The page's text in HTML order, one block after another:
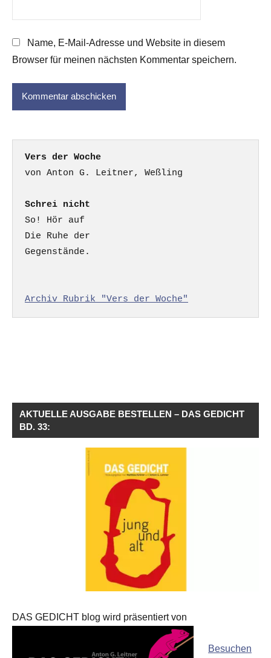
Name, E-Mail-Adresse und Website in diesem
Browser für meinen nächsten Kommentar speichern.
Vers der Woche
Schrei nicht
So! Hör auf
Die Ruhe der
Gegenstände.
Archiv Rubrik "Vers der Woche"
AKTUELLE AUSGABE BESTELLEN – DAS GEDICHT
BD. 33:
DAS GEDICHT blog wird präsentiert von
Besuchen